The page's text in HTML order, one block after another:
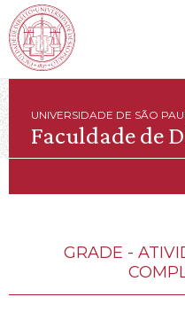
UNIVERSIDADE DE SÃO
Faculdade de
GRADE -